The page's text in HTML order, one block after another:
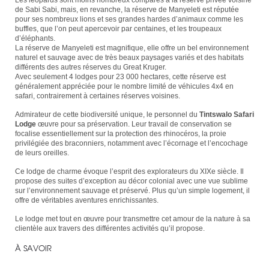
de Sabi Sabi, mais, en revanche, la réserve de Manyeleti est réputée
pour ses nombreux lions et ses grandes hardes d’animaux comme les
buffles, que l’on peut apercevoir par centaines, et les troupeaux
d’éléphants.
La réserve de Manyeleti est magnifique, elle offre un bel environnement
naturel et sauvage avec de très beaux paysages variés et des habitats
différents des autres réserves du Great Kruger.
Avec seulement 4 lodges pour 23 000 hectares, cette réserve est
généralement appréciée pour le nombre limité de véhicules 4x4 en
safari, contrairement à certaines réserves voisines.
Admirateur de cette biodiversité unique, le personnel du Tintswalo Safari
Lodge œuvre pour sa préservation. Leur travail de conservation se
focalise essentiellement sur la protection des rhinocéros, la proie
privilégiée des braconniers, notamment avec l’écornage et l’encochage
de leurs oreilles.
Ce lodge de charme évoque l’esprit des explorateurs du XIXe siècle. Il
propose des suites d’exception au décor colonial avec une vue sublime
sur l’environnement sauvage et préservé. Plus qu’un simple logement, il
offre de véritables aventures enrichissantes.
Le lodge met tout en œuvre pour transmettre cet amour de la nature à sa
clientèle aux travers des différentes activités qu’il propose.
À SAVOIR